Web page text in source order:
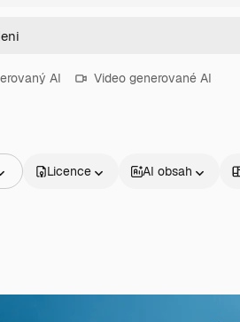
AI Video generované AI
Licence AI obsah